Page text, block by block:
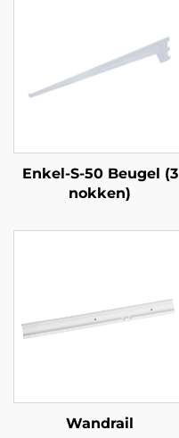
Enkel-S-50 Beugel (3
nokken)
Wandrail